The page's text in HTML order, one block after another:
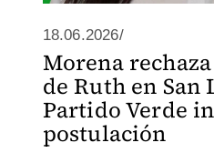
18.06.2026/
Morena
de Ruth en San
Partido Verde
postulación